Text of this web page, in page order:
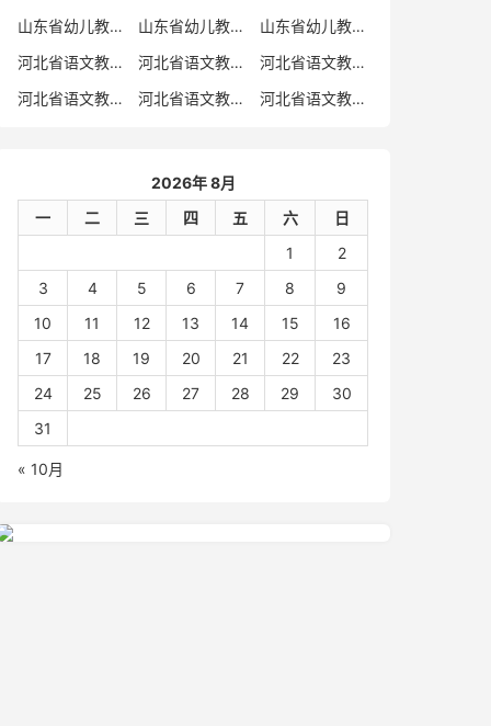
山东省幼儿教师招聘考试真题卷
山东省幼儿教师编制考试真题
山东省幼儿教师编制考试真题卷
河北省语文教师招聘
河北省语文教师招聘考试真题
河北省语文教师招聘考试真题卷
河北省语文教师编制考试真题
河北省语文教师编制考试真题卷 河北省语文教师考试
2026年 8月
一
二 三 四 五 六
日
1
2
3
4 5 6 7 8
9
10
11 12 13 14 15
16
17
18 19 20 21 22
23
24
25 26 27 28 29
30
31
« 10月